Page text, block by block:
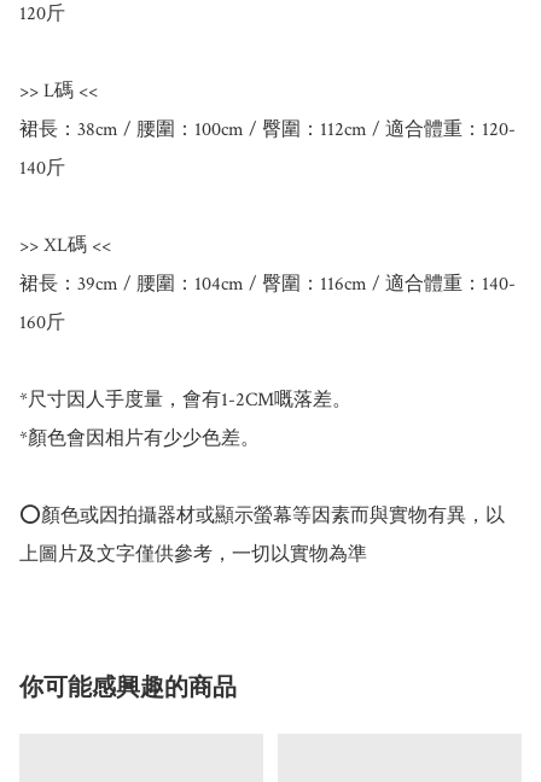
120斤
>> L碼 <<
裙長：38cm / 腰圍：100cm / 臀圍：112cm / 適合體重：120-
140斤
>> XL碼 <<
裙長：39cm / 腰圍：104cm / 臀圍：116cm / 適合體重：140-
160斤
*尺寸因人手度量，會有1-2CM嘅落差。
*顏色會因相片有少少色差。
⭕顏色或因拍攝器材或顯示螢幕等因素而與實物有異，以
上圖片及文字僅供參考，一切以實物為準
你可能感興趣的商品